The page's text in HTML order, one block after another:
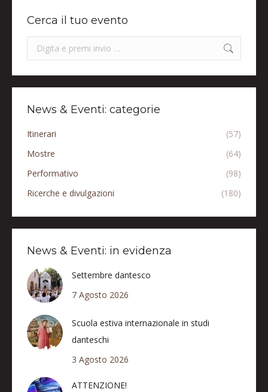
Cerca il tuo evento
Search:
News & Eventi: categorie
Itinerari
(57)
Mostre
(64)
Performativo
(98)
Ricerche e divulgazioni
(180)
News & Eventi: in evidenza
Settembre dantesco
7 Agosto 2026
Scuola estiva internazionale in studi
danteschi
3 Agosto 2026
ATTENZIONE!